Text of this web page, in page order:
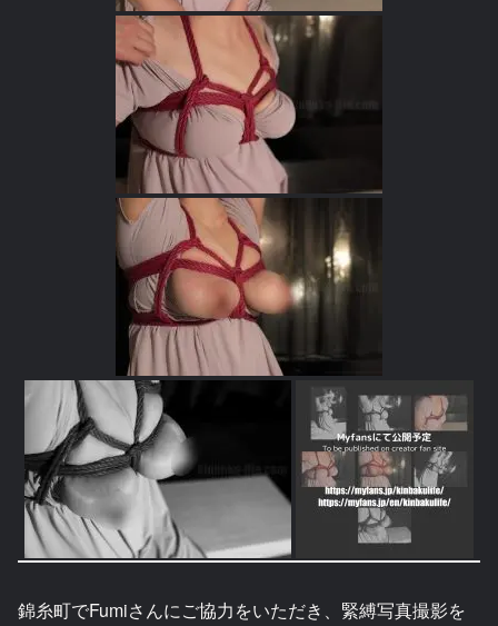
錦糸町でFumiさんにご協力をいただき、緊縛写真撮影を